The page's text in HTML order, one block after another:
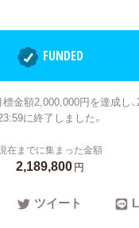
FUNDED
金額2,000,000円を達成し
に終了しました。
在までに集まった金額
2,189,800円
ツイート